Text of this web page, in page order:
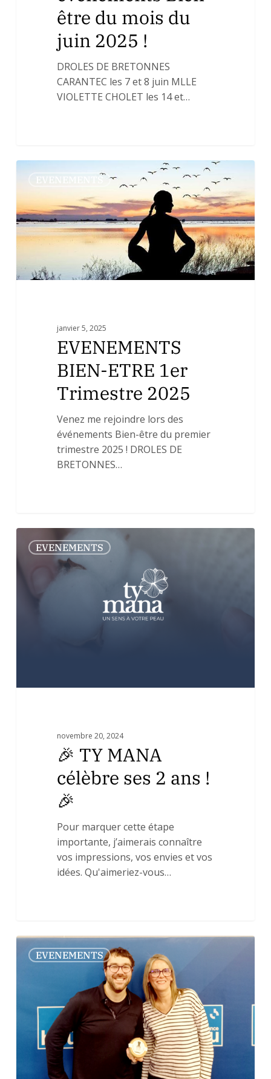
être du mois du
juin 2025 !
DROLES DE BRETONNES
CARANTEC les 7 et 8 juin MLLE
VIOLETTE CHOLET les 14 et…
EVENEMENTS
ETRE
1er
Trimestre
2025
EVENEMENTS
janvier 5, 2025
EVENEMENTS
BIEN-ETRE 1er
Trimestre 2025
Venez me rejoindre lors des
événements Bien-être du premier
trimestre 2025 ! DROLES DE
BRETONNES…
🎉
MANA
EVENEMENTS
novembre 20, 2024
🎉 TY MANA
célèbre ses 2 ans !
🎉
Pour marquer cette étape
importante, j’aimerais connaître
vos impressions, vos envies et vos
idées. Qu'aimeriez-vous…
0
FRANCE
BLEUEVENEMENTS
0